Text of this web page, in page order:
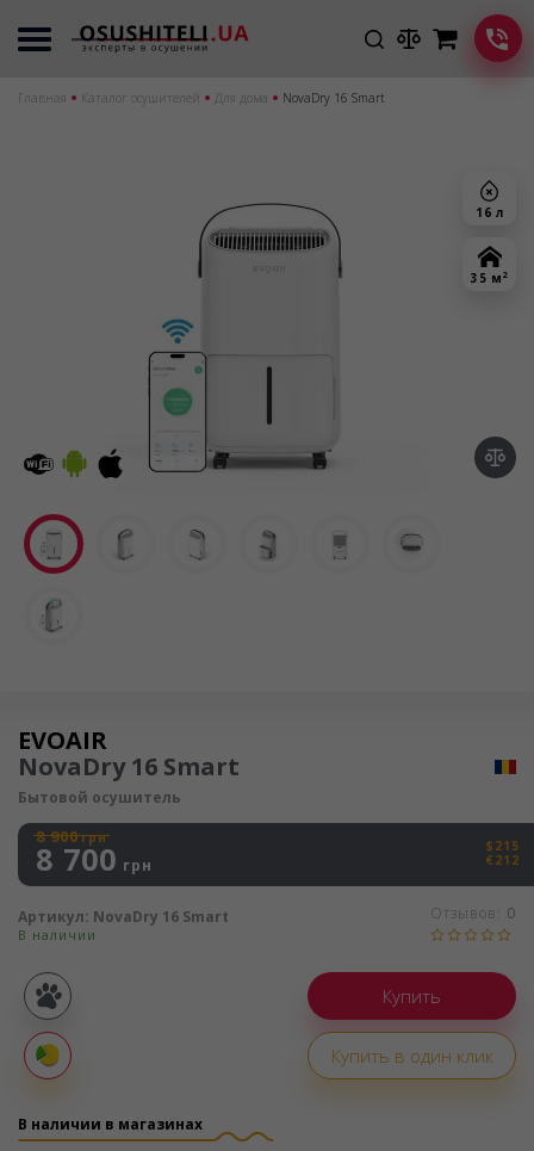
Главная Каталог осушителей Для дома NovaDry 16 Smart
16 л
35 м 2
Осушитель воздуха
EVOAIR
NovaDry 16 Smart
Бытовой осушитель
8 900грн
8 700 грн
$215
€212
В наличии
Отзывов: 0
Артикул: NovaDry 16 Smart
Купить в один клик
Покупка
частями
В наличии в магазинах